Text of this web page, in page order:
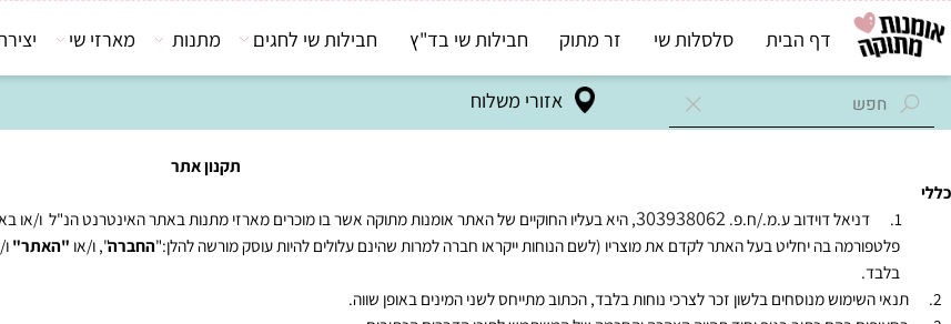
אזורי משלוח
דף הבית סלסלות שי זר מתוק חבילות שי בד"ץ חבילות שי לחגים מתנות מארזי שי יצירת
תקנון אתר
דניאל דוידוב ע.מ./ח.פ.303938062, היא בעליו החוקיים של האתר אומנות מתוקה אשר בו מוכרים מארזי מתנות באתר האינטרנט הנ"ל ו/או
בה יחליט בעל האתר לקדם את מוצריו (לשם הנוחות ייקראו חברה למרות שהינם עלולים להיות עוסק מורשה להלן:"החברה", ו/או"האתר"ו/או
השימוש מנוסחים בלשון זכר לצרכי נוחות בלבד, הכתוב מתייחס לשני המינים באופן שווה.